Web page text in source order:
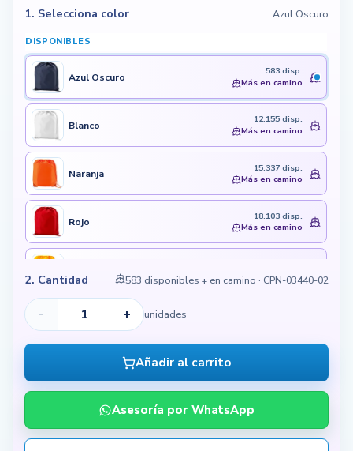
1. Selecciona color Azul Oscuro
DISPONIBLES
Azul Oscuro
583 disp.
Más en camino
Blanco
12.155 disp.
Más en camino
Naranja
15.337 disp.
Más en camino
Rojo
18.103 disp.
Más en camino
Más en camino
EN IMPORTACIÓN
Azul Rey
Negro
Verde
2. Cantidad 583 disponibles + en camino · CPN-03440-02
- + unidades
Añadir al carrito
Asesoría por WhatsApp